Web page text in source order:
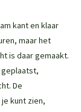
kant en klaar
maar het
is daar gemaakt.
geplaatst,
De
kunt zien,